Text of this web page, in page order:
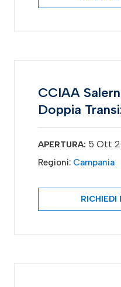
CCIAA
Doppia
APERTURA: 5 Ott
Regioni: Campania
RICHIEDI